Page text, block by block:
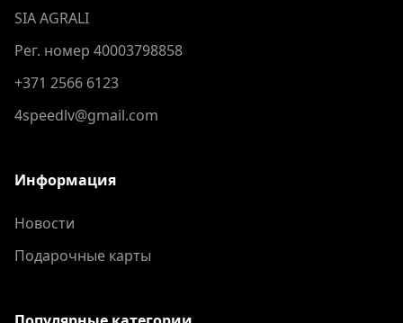
SIA AGRALI
Рег. номер 40003798858
+371 2566 6123
4speedlv@gmail.com
Информация
Новости
Подарочные карты